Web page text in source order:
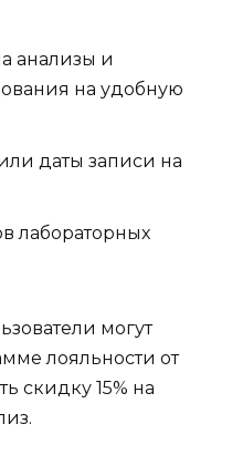
анализы и
на удобную
даты записи на
лабораторных
могут
лояльности от
скидку 15% на